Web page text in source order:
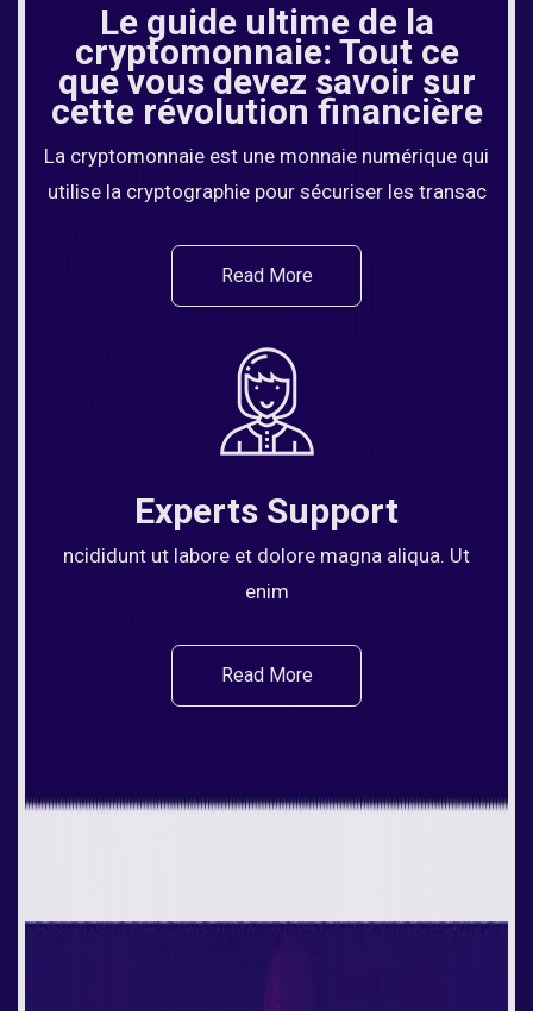
Le guide ultime de la
cryptomonnaie: Tout ce
que vous devez savoir sur
cette révolution financière
La cryptomonnaie est une monnaie numérique qui
utilise la cryptographie pour sécuriser les transac
Read More
Experts Support
ncididunt ut labore et dolore magna aliqua. Ut
enim
Read More